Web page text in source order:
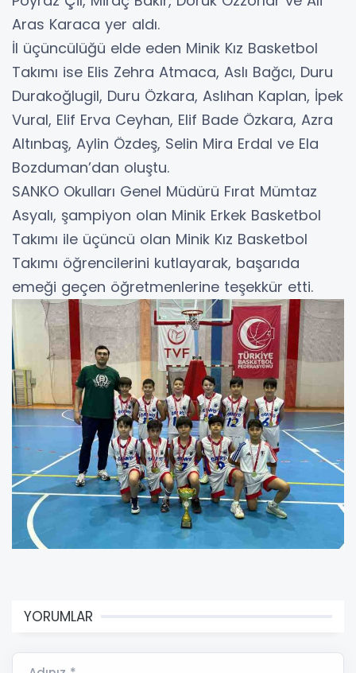
Aras Karaca yer aldı.
İl üçüncülüğü elde eden Minik Kız Basketbol
Takımı ise Elis Zehra Atmaca, Aslı Bağcı, Duru
Durakoğlugil, Duru Özkara, Aslıhan Kaplan, İpek
Vural, Elif Erva Ceyhan, Elif Bade Özkara, Azra
Altınbaş, Aylin Özdeş, Selin Mira Erdal ve Ela
Bozduman’dan oluştu.
SANKO Okulları Genel Müdürü Fırat Mümtaz
Asyalı, şampiyon olan Minik Erkek Basketbol
Takımı ile üçüncü olan Minik Kız Basketbol
Takımı öğrencilerini kutlayarak, başarıda
emeği geçen öğretmenlerine teşekkür etti.
YORUMLAR